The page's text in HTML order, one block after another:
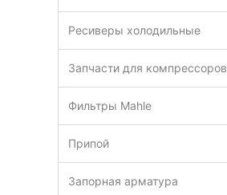
Ресиверы холодильные
Запчасти для компрессоров
Фильтры Mahle
Припой
Запорная арматура